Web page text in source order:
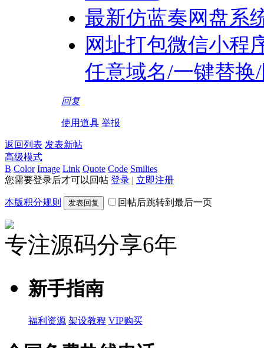
最新仿蓝奏网盘系
网址打包微信小程
任意域名/一键替换
回复
使用道具 举报
返回列表 发表新帖
高级模式
B Color Image Link Quote Code Smilies
您需要登录后才可以回帖 登录 | 立即注册
本版积分规则 发表回复 回帖后跳转到最后一页
专注源码分享6年
新手指南
福利资源 架设教程 VIP购买